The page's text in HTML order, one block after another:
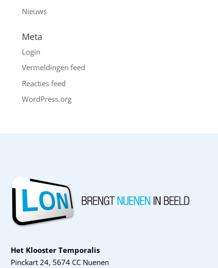
Nieuws
Meta
Login
Vermeldingen feed
Reacties feed
WordPress.org
Het Klooster Temporalis
Pinckart 24, 5674 CC Nuenen